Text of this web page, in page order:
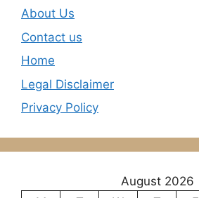
About Us
Contact us
Home
Legal Disclaimer
Privacy Policy
August 2026